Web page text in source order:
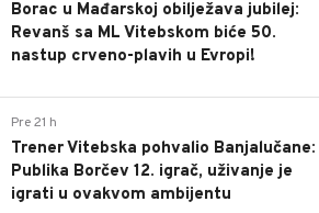
Borac u Mađarskoj obilježava jubilej:
Revanš sa ML Vitebskom biće 50.
nastup crveno-plavih u Evropi!
Pre 21 h
Trener Vitebska pohvalio Banjalučane:
Publika Borčev 12. igrač, uživanje je
igrati u ovakvom ambijentu